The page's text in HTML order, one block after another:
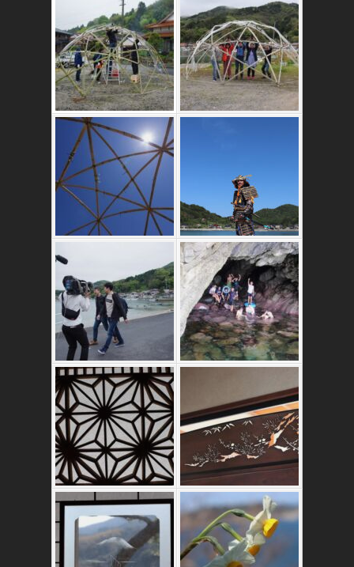
竹ドームのワーク
ショップ